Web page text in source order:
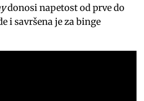
donosi napetost od prve do
i savršena je za binge